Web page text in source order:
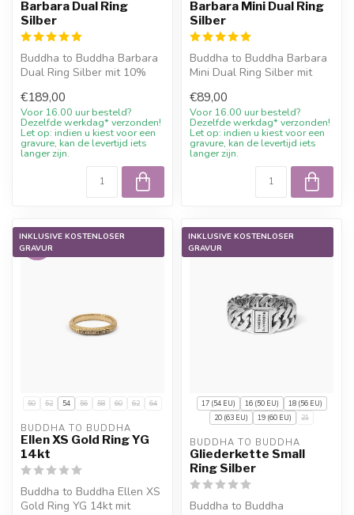
Barbara Dual Ring
Silber
Buddha to Buddha Barbara
Dual Ring Silber mit 10%
wenn...
€189,00
Voor 16.00 uur besteld?
Dezelfde werkdag* verzonden!
Let op: indien u kiest voor een
gravure, kan de levertijd iets
langer zijn.
Barbara Mini Dual Ring
Silber
Buddha to Buddha Barbara
Mini Dual Ring Silber mit
Gravur...
€89,00
Voor 16.00 uur besteld?
Dezelfde werkdag* verzonden!
Let op: indien u kiest voor een
gravure, kan de levertijd iets
langer zijn.
INKLUSIVE KOSTENLOSER
GRAVUR
50 52 54 56 58 60 62 64
-45%
BUDDHA TO BUDDHA
Ellen XS Gold Ring YG
14kt
Buddha to Buddha Ellen XS
Gold Ring YG 14kt mit
INKLUSIVE KOSTENLOSER
GRAVUR
17 (54 EU) 16 (50 EU)
18 (56 EU)
20 (63 EU)
19 (60 EU) 21
BUDDHA TO BUDDHA
Gliederkette Small
Ring Silber
Buddha to Buddha